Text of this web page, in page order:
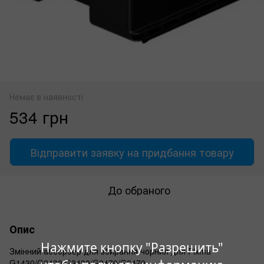
Нажмите кнопку "Разрешить"
Немає в наявності
534 грн
Відправити заявку на придбання товару
До обраного
Опис
Змінний абсорбер для збирання чорнил для Pixma